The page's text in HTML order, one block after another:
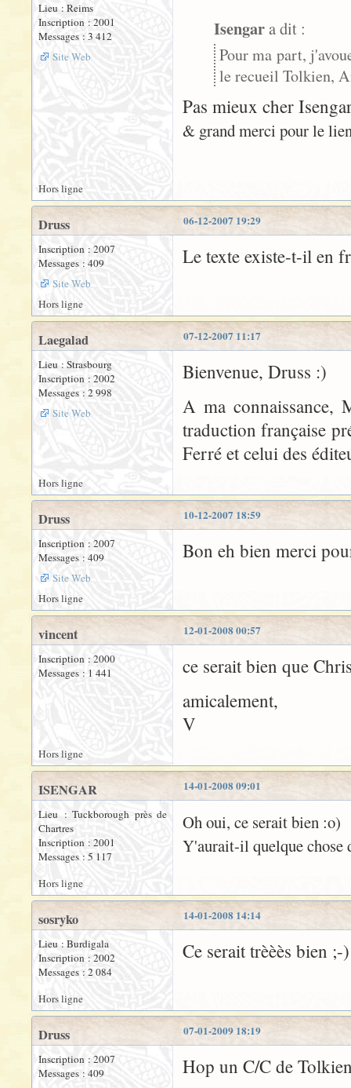
Lieu : Reims
Inscription : 2001
Messages : 3 412
Site Web
Isengara dit :
Pour ma part,
le recueil Tolkien,
Pas mieux cher
& grand merci pour le
Hors ligne
06-12-2007 19:29
Druss
Inscription : 2007
Messages : 409
Site Web
Le texte existe-t-il en
Hors ligne
07-12-2007 11:17
Laegalad
Lieu : Strasbourg
Inscription : 2002
Messages : 2 998
Site Web
Bienvenue, Druss :)
A ma connaissance,
traduction française
Ferré et celui des
Hors ligne
10-12-2007 18:59
Druss
Inscription : 2007
Messages : 409
Site Web
Bon eh bien merci
Hors ligne
12-01-2008 00:57
vincent
Inscription : 2000
Messages : 1 441
ce serait bien que
amicalement,
V
Hors ligne
14-01-2008 09:01
ISENGAR
Lieu : Tuckborough près de
Chartres
Inscription : 2001
Messages : 5 117
Oh oui, ce serait bien :o)
Y'aurait-il quelque chose
Hors ligne
14-01-2008 14:14
sosryko
Lieu : Burdigala
Inscription : 2002
Messages : 2 084
Ce serait trèèès bien ;-)
Hors ligne
07-01-2009 18:19
Druss
Inscription : 2007
Messages : 409
Hop un C/C de